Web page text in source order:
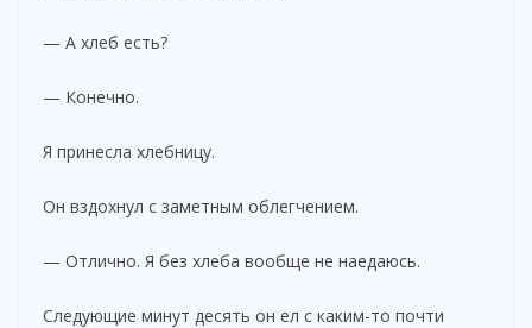
— А хлеб есть?
— Конечно.
Я принесла хлебницу.
Он вздохнул с заметным облегчением.
— Отлично. Я без хлеба вообще не наедаюсь.
Следующие минут десять он ел с каким-то почти